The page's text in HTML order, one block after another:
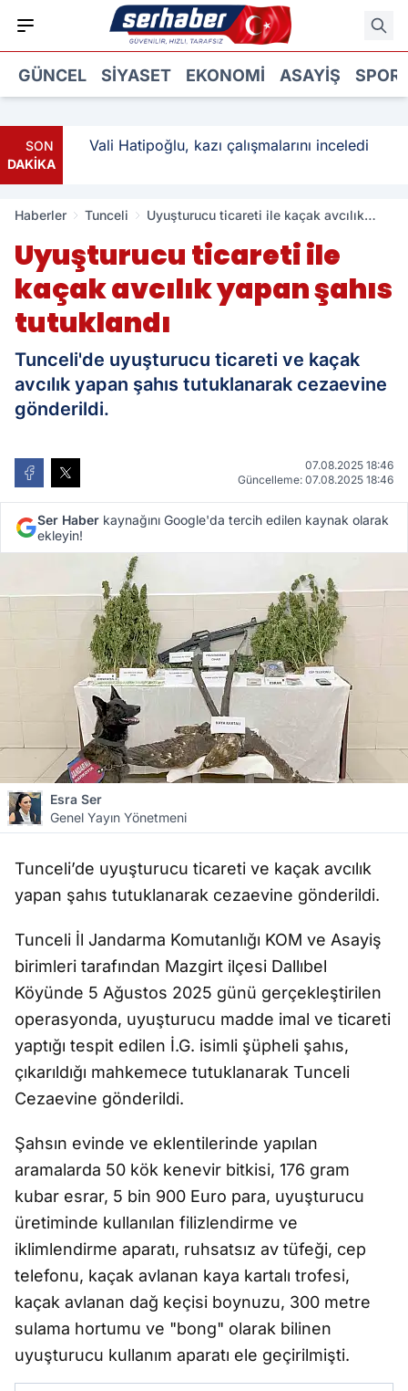
GÜNCEL SIYASET EKONOMI ASAYIŞ SPOR
SON
DAKİKA
Vali Hatipoğlu, kazı çalışmalarını inceledi
Haberler Tunceli
Uyuşturucu ticareti ile kaçak avcılık
Uyuşturucu ticareti ile
kaçak avcılık yapan şahıs
tutuklandı
Tunceli'de uyuşturucu ticareti ve kaçak
avcılık yapan şahıs tutuklanarak cezaevine
gönderildi.
07.08.2025 18:46
Güncelleme: 07.08.2025 18:46
Ser Haber kaynağını Google'da tercih edilen kaynak olarak
ekleyin!
Esra Ser
Genel Yayın Yönetmeni
Tunceli’de uyuşturucu ticareti ve kaçak avcılık
yapan şahıs tutuklanarak cezaevine gönderildi.
Tunceli İl Jandarma Komutanlığı KOM ve Asayiş
birimleri tarafından Mazgirt ilçesi Dallıbel
Köyünde 5 Ağustos 2025 günü gerçekleştirilen
operasyonda, uyuşturucu madde imal ve ticareti
yaptığı tespit edilen İ.G. isimli şüpheli şahıs,
çıkarıldığı mahkemece tutuklanarak Tunceli
Cezaevine gönderildi.
Şahsın evinde ve eklentilerinde yapılan
aramalarda 50 kök kenevir bitkisi, 176 gram
kubar esrar, 5 bin 900 Euro para, uyuşturucu
üretiminde kullanılan filizlendirme ve
iklimlendirme aparatı, ruhsatsız av tüfeği, cep
telefonu, kaçak avlanan kaya kartalı trofesi,
kaçak avlanan dağ keçisi boynuzu, 300 metre
sulama hortumu ve "bong" olarak bilinen
uyuşturucu kullanım aparatı ele geçirilmişti.